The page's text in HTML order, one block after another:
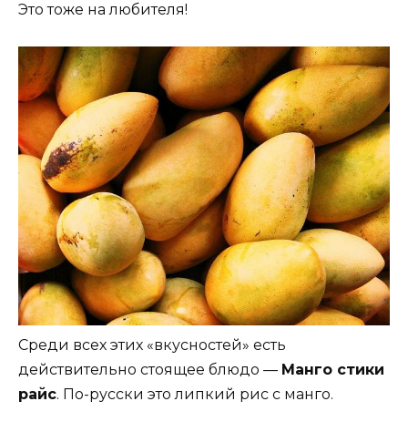
Это тоже на любителя!
Среди всех этих «вкусностей» есть
действительно стоящее блюдо — Манго стики
райс. По-русски это липкий рис с манго.